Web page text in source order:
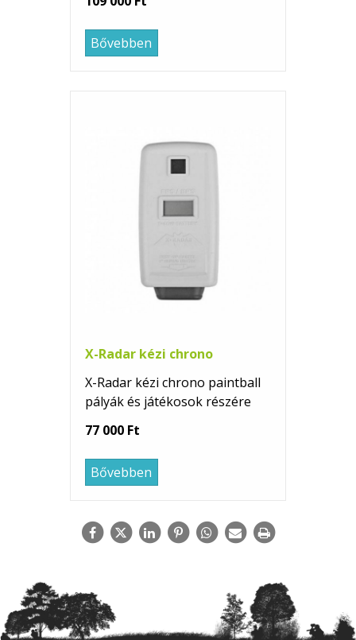
Bővebben
X-Radar kézi chrono
X-Radar kézi chrono paintball
pályák és játékosok részére
77 000 Ft
Bővebben